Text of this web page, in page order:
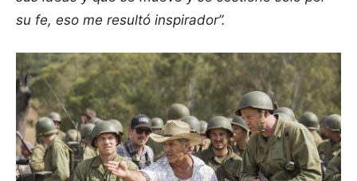
su fe, eso me resultó inspirador”.